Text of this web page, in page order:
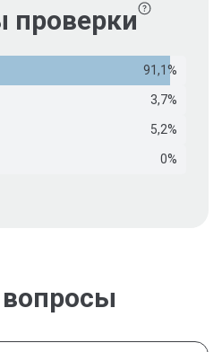
проверки
91,1%
3,7%
5,2%
0%